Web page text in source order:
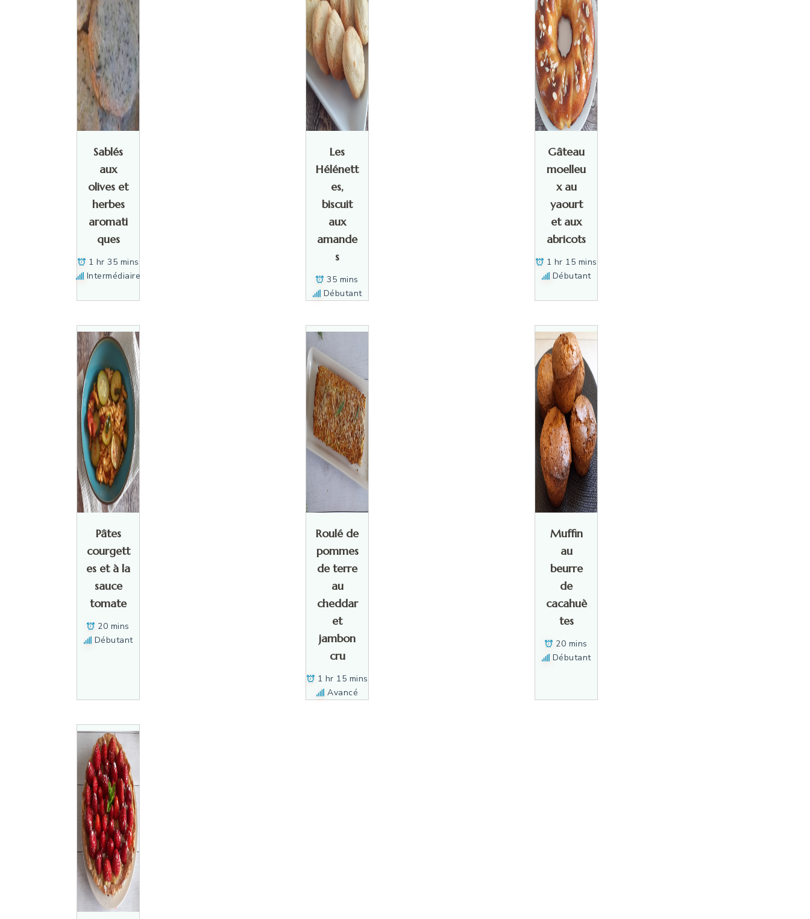
Sablés
aux
olives et
herbes
aromati
ques
1 hr 35 mins
Intermédiaire
Les
Hélénett
es,
biscuit
aux
amande
s
35 mins
Débutant
Gâteau
moelleu
x au
yaourt
et aux
abricots
1 hr 15 mins
Débutant
Pâtes
courgett
es et à la
sauce
tomate
20 mins
Débutant
Roulé de
pommes
de terre
au
cheddar
et
jambon
cru
1 hr 15 mins
Avancé
Muffin
au
beurre
de
cacahuè
tes
20 mins
Débutant